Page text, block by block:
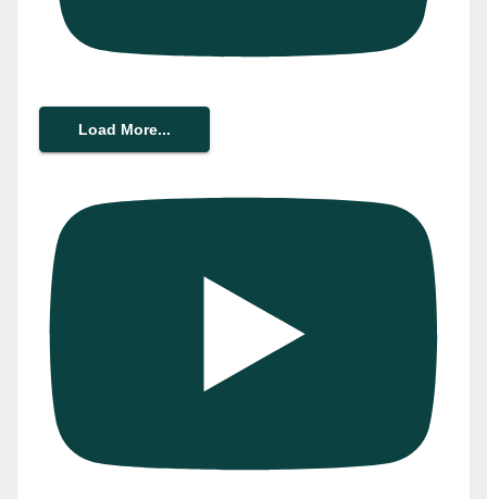
Load More...